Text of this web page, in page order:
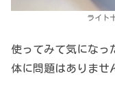
ライト
使ってみて気になっ
体に問題はありませ